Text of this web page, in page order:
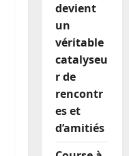
devient
un
véritable
catalyseu
r de
rencontr
es et
d’amitiés